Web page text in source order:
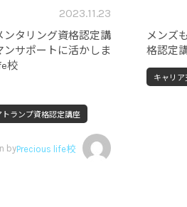
2023.11.23
タリング資格認定講
サポートに活かしま
校
ランプ資格認定講座
byPrecious life校
メンズ
格認定
キャリ